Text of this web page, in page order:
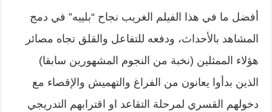
أفضل ما في هذا الفيلم الغريب نجاح “بلييه” في دمج
المشاهد بالأحداث، ودفعه للتفاعل والقلق تجاه مصائر
هؤلاء الممثلين (نخبة من النجوم المشهورين سابقا)
الذين بدأوا يعانون من الفراغ والتهميش والإقصاء مع
دخولهم القسري لمرحلة التقاعد او اقترابهم التدريجي